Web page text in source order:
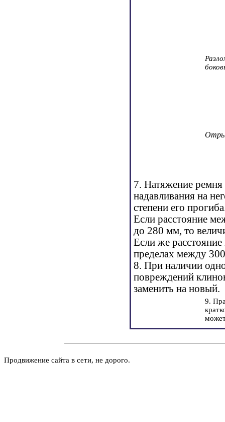
7. Натяжение ремня
надавливания на
степени его
Если расстояние
до 280 мм, то
Если же
пределах между
8. При наличии
повреждений
заменить на новый.
9.
Продвижение сайта в сети, не дорого.